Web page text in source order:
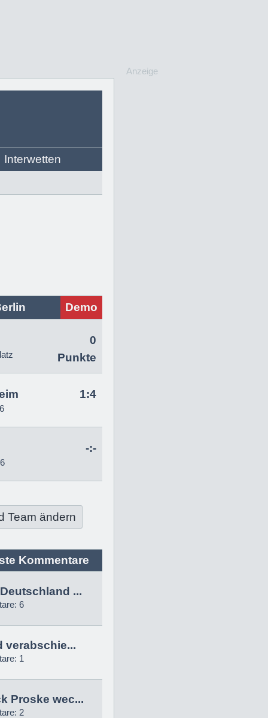
Interwetten
Anzeige
Demo
0
Punkte
1:4
-:-
Team ändern
Kommentare
...
6
verabschie...
1
Proske wec...
2